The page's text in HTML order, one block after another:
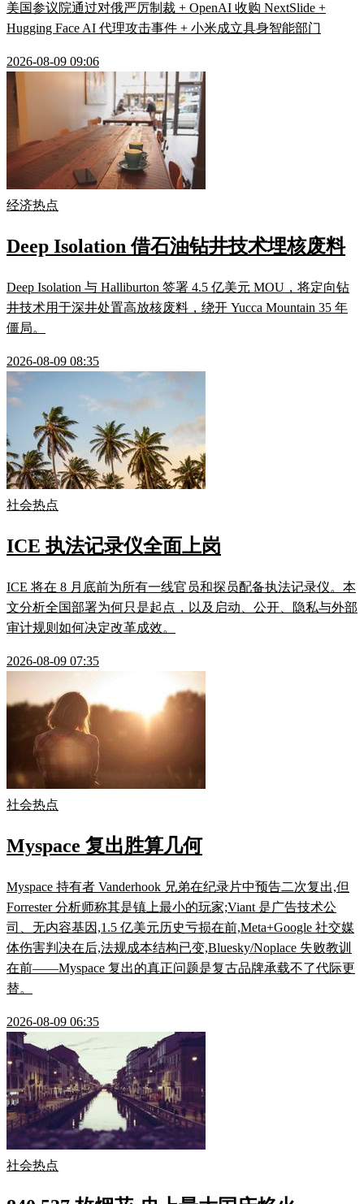
美国参议院通过对俄严厉制裁 + OpenAI 收购 NextSlide +
Hugging Face AI 代理攻击事件 + 小米成立具身智能部门
2026-08-09 09:06
经济热点
Deep Isolation 借石油钻井技术埋核废料
Deep Isolation 与 Halliburton 签署 4.5 亿美元 MOU，将定向钻
井技术用于深井处置高放核废料，绕开 Yucca Mountain 35 年
僵局。
2026-08-09 08:35
社会热点
ICE 执法记录仪全面上岗
ICE 将在 8 月底前为所有一线官员和探员配备执法记录仪。本
文分析全国部署为何只是起点，以及启动、公开、隐私与外部
审计规则如何决定改革成效。
2026-08-09 07:35
社会热点
Myspace 复出胜算几何
Myspace 持有者 Vanderhook 兄弟在纪录片中预告二次复出,但
Forrester 分析师称其是镇上最小的玩家;Viant 是广告技术公
司、无内容基因,1.5 亿美元历史亏损在前,Meta+Google 社交媒
体伤害判决在后,法规成本结构已变,Bluesky/Noplace 失败教训
在前——Myspace 复出的真正问题是复古品牌承载不了代际更
替。
2026-08-09 06:35
社会热点